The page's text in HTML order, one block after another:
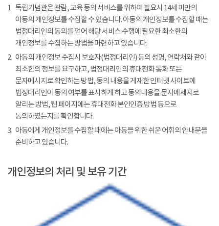
1 독립기념관은 관람, 교육 등의 서비스를 위하여 필요시 14세 미만의
아동의 개인정보를 수집할 수 있습니다. 아동의 개인정보를 수집할 때는
법정대리인의 동의를 얻어 해당 서비스 수행에 필요한 최소한의
개인정보를 수집하는 방법을 마련하고 있습니다.
2 아동의 개인정보 수집시 보호자(법정대리인) 등의 성명, 연락처와 같이
최소한의 정보를 요구하고, 법정대리인의 휴대전화 통화 또는
문자메시지로 확인하는 방법, 동의 내용을 게재한 인터넷 사이트에
법정대리인이 동의 여부를 표시하게 하고 동의내용을 문자메세지로
알리는 방법, 웹 페이지에는 휴대전화 본인인증 방법 등으로
동의하였는지를 확인합니다.
3 아동에게 개인정보를 수집할 때에는 아동을 위한 쉬운 어휘의 안내문을
준비하고 있습니다.
개인정보의 처리 및 보유 기간